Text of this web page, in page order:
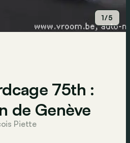
1/5
75th :
de Genève
Piette